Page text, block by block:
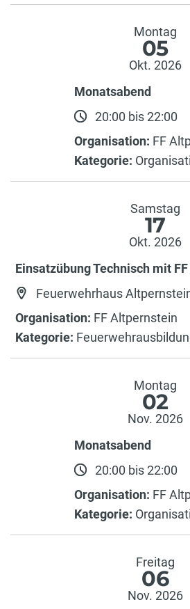
Montag
05
Okt. 2026
Monatsabend
20:00 bis 22:00
Organisation: FF
Kategorie:
Samstag
17
Okt. 2026
Einsatzübung Technisch mit
Feuerwehrhaus
Organisation: FF Altpernstein
Kategorie:
Montag
02
Nov. 2026
Monatsabend
20:00 bis 22:00
Organisation: FF
Kategorie:
Freitag
06
Nov. 2026